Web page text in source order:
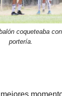
coqueteaba
portería.